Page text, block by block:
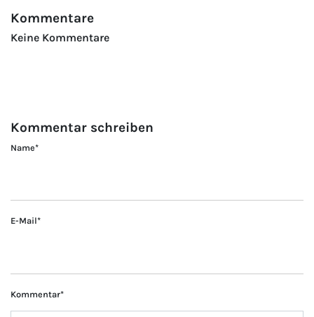
Kommentare
Keine Kommentare
Kommentar schreiben
Name*
E-Mail*
Kommentar*